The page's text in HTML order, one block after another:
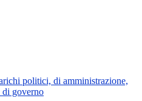
politici, di amministrazione,
di governo